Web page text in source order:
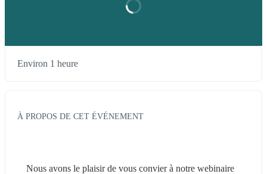
Environ 1 heure
À PROPOS DE CET ÉVÉNEMENT
Nous avons le plaisir de vous convier à notre webinaire